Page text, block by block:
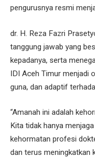
pengurusnya resmi
dr. H. Reza Fazri
tanggung jawab yang
kepadanya, serta
IDI Aceh Timur menjadi
guna, dan adaptif
“Amanah ini adalah
Kita tidak hanya
kehormatan profesi
dan terus meningkatkan